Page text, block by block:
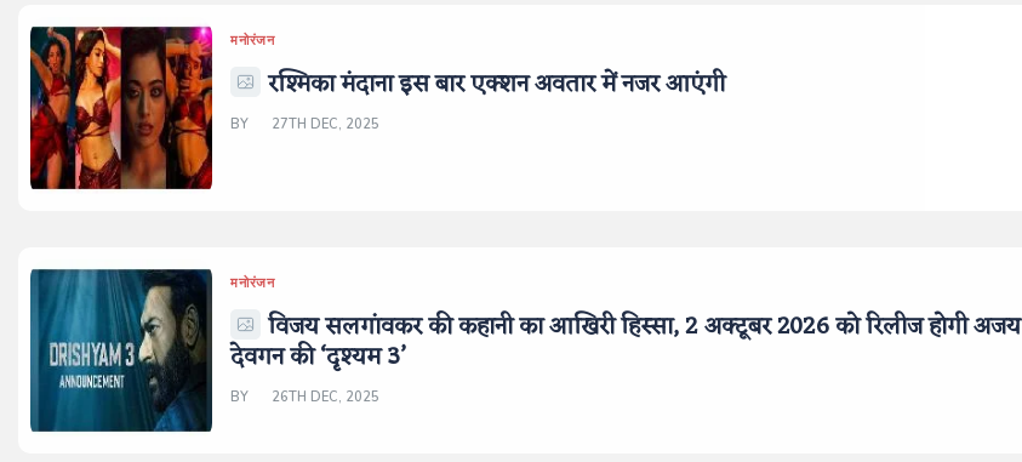
मनोरंजन
रश्मिका मंदाना इस बार एक्शन अवतार में नजर आएंगी
BY 27TH DEC, 2025
मनोरंजन
विजय सलगांवकर की कहानी का आखिरी हिस्सा, 2 अक्टूबर 2026 को रिलीज होगी अजय
देवगन की ‘दृश्यम 3’
BY 26TH DEC, 2025